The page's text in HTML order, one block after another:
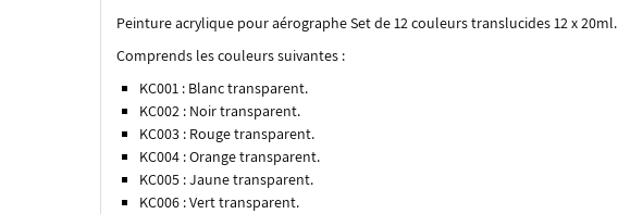
Peinture acrylique pour aérographe Set de 12 couleurs translucides 12 x 20ml.
Comprends les couleurs suivantes :
KC001 : Blanc transparent.
KC002 : Noir transparent.
KC003 : Rouge transparent.
KC004 : Orange transparent.
KC005 : Jaune transparent.
KC006 : Vert transparent.